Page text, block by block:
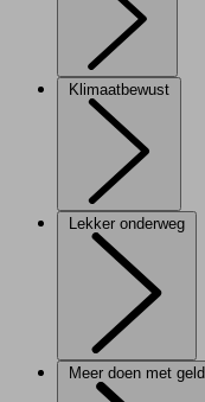
Klimaatbewust
Lekker onderweg
Meer doen met geld